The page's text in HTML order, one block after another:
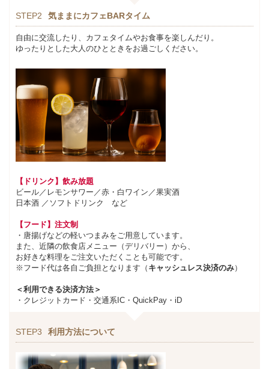
STEP2 気ままにカフェBARタイム
自由に交流したり、カフェタイムやお食事を楽しんだり。
ゆったりとした大人のひとときをお過ごしください。
【ドリンク】飲み放題
ビール／レモンサワー／赤・白ワイン／果実酒
日本酒 ／ソフトドリンク など
【フード】注文制
・唐揚げなどの軽いつまみをご用意しています。
また、近隣の飲食店メニュー（デリバリー）から、
お好きな料理をご注文いただくことも可能です。
※フード代は各自ご負担となります（ キャッシュレス決済のみ）
＜利用できる決済方法＞
・クレジットカード・交通系IC・QuickPay・iD
STEP3 利用方法について